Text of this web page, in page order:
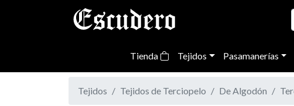
Tienda Tejidos Pasamanerías
Tejidos Tejidos de Terciopelo De Algodón